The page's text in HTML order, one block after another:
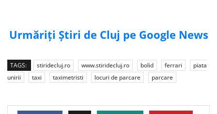
Urmăriți Știri de Cluj pe Google News
TAGS: stiridecluj.ro www.stiridecluj.ro bolid ferrari
piata
unirii
taxi taximetristi locuri de parcare parcare